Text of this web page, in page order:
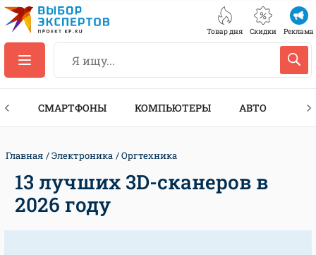
Товар дня Скидки Реклама
СМАРТФОНЫ КОМПЬЮТЕРЫ АВТО
Главная Электроника Оргтехника
13 лучших 3D-сканеров в
2026 году